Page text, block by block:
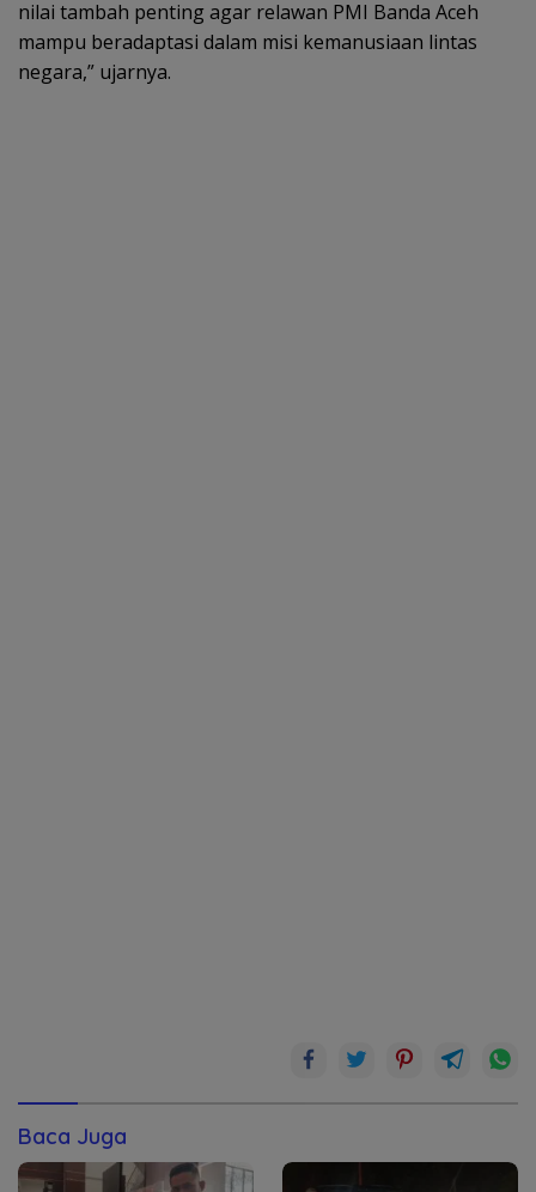
nilai tambah penting agar relawan PMI Banda Aceh
mampu beradaptasi dalam misi kemanusiaan lintas
negara,” ujarnya.
Baca Juga